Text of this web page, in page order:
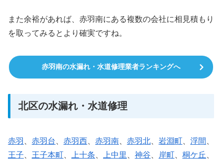
また余裕があれば、赤羽南にある複数の会社に相見積もり
を取ってみるとより確実ですね。
赤羽南の水漏れ・水道修理業者ランキングへ
北区の水漏れ・水道修理
赤羽 赤羽台 赤羽西 赤羽南 赤羽北 岩淵町 浮間
王子
王子本町 上十条 上中里 神谷 岸町 桐ケ丘